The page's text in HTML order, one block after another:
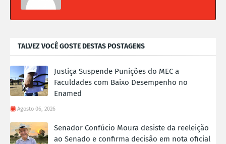
TALVEZ VOCÊ GOSTE DESTAS POSTAGENS
Justiça Suspende Punições do MEC a
Faculdades com Baixo Desempenho no
Enamed
Agosto 06, 2026
Senador Confúcio Moura desiste da reeleição
ao Senado e confirma decisão em nota oficial